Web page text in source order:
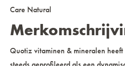
Care Natural
Quotiz vitaminen & mineralen